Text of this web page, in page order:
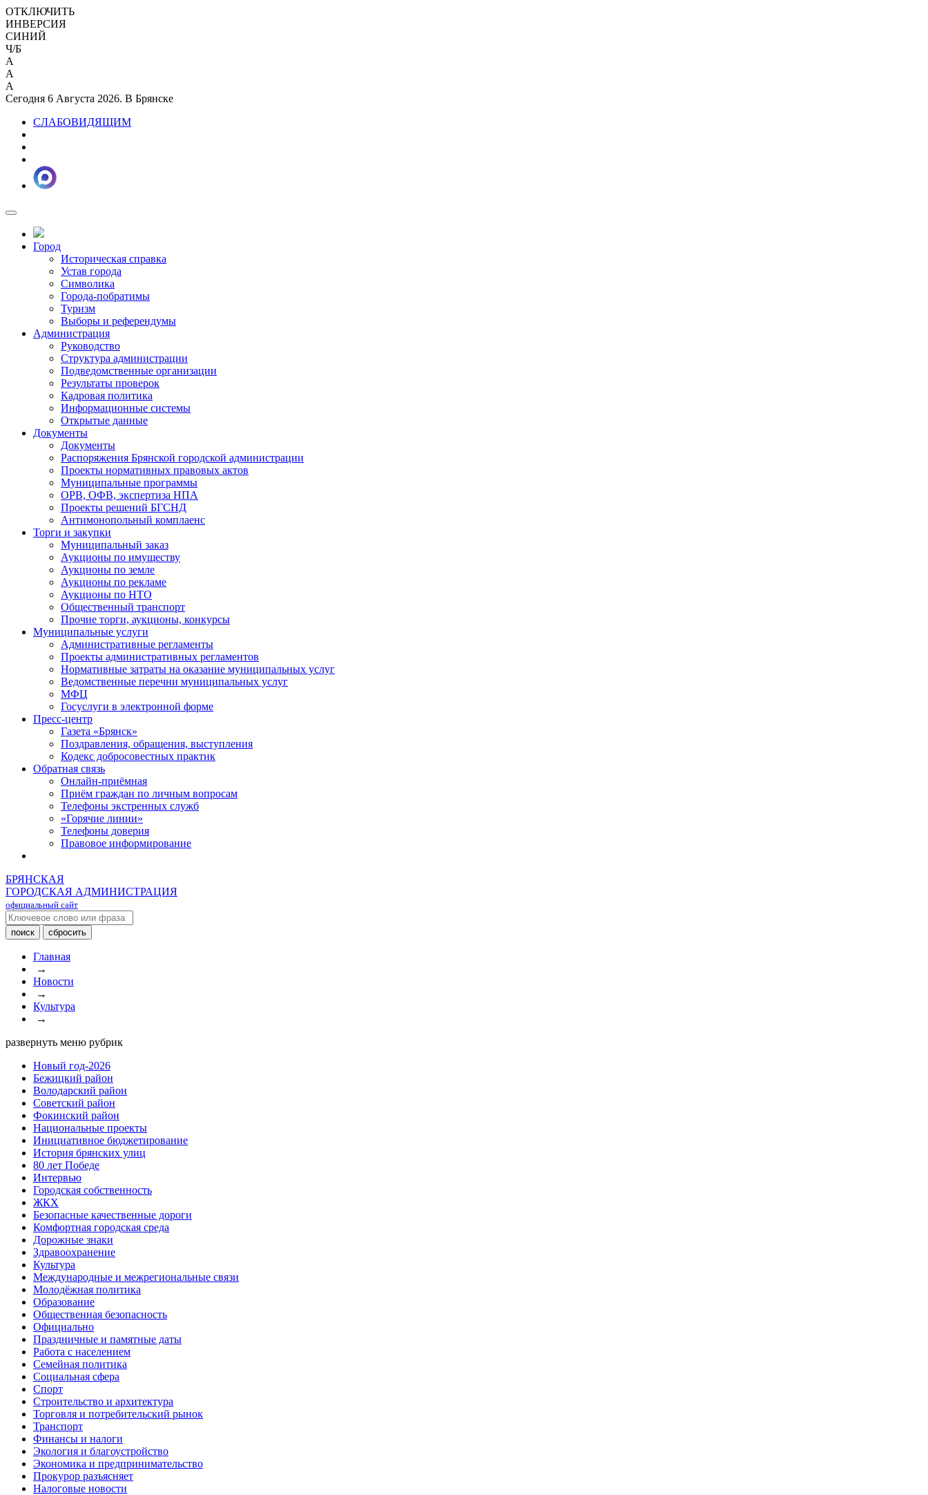
ОТКЛЮЧИТЬ
ИНВЕРСИЯ
СИНИЙ
Ч/Б
A
A
A
Сегодня 6 Августа 2026. В Брянске
СЛАБОВИДЯЩИМ
Город
Историческая справка
Устав города
Символика
Города-побратимы
Туризм
Выборы и референдумы
Администрация
Руководство
Структура администрации
Подведомственные организации
Результаты проверок
Кадровая политика
Информационные системы
Открытые данные
Документы
Документы
Распоряжения Брянской городской администрации
Проекты нормативных правовых актов
Муниципальные программы
ОРВ, ОФВ, экспертиза НПА
Проекты решений БГСНД
Антимонопольный комплаенс
Торги и закупки
Муниципальный заказ
Аукционы по имуществу
Аукционы по земле
Аукционы по рекламе
Аукционы по НТО
Общественный транспорт
Прочие торги, аукционы, конкурсы
Муниципальные услуги
Административные регламенты
Проекты административных регламентов
Нормативные затраты на оказание муниципальных услуг
Ведомственные перечни муниципальных услуг
МФЦ
Госуслуги в электронной форме
Пресс-центр
Газета «Брянск»
Поздравления, обращения, выступления
Кодекс добросовестных практик
Обратная связь
Онлайн-приёмная
Приём граждан по личным вопросам
Телефоны экстренных служб
«Горячие линии»
Телефоны доверия
Правовое информирование
БРЯНСКАЯ
ГОРОДСКАЯ АДМИНИСТРАЦИЯ
официальный сайт
Главная
→
Новости
→
Культура
→
развернуть меню рубрик
Новый год-2026
Бежицкий район
Володарский район
Советский район
Фокинский район
Национальные проекты
Инициативное бюджетирование
История брянских улиц
80 лет Победе
Интервью
Городская собственность
ЖКХ
Безопасные качественные дороги
Комфортная городская среда
Дорожные знаки
Здравоохранение
Культура
Международные и межрегиональные связи
Молодёжная политика
Образование
Общественная безопасность
Официально
Праздничные и памятные даты
Работа с населением
Семейная политика
Социальная сфера
Спорт
Строительство и архитектура
Торговля и потребительский рынок
Транспорт
Финансы и налоги
Экология и благоустройство
Экономика и предпринимательство
Прокурор разъясняет
Налоговые новости